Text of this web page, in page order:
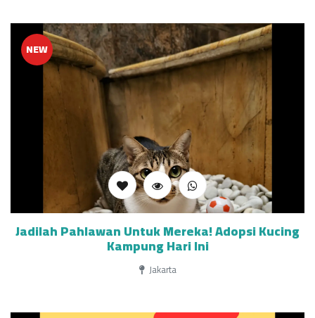
NEW
Jadilah Pahlawan Untuk Mereka! Adopsi Kucing
Kampung Hari Ini
Jakarta